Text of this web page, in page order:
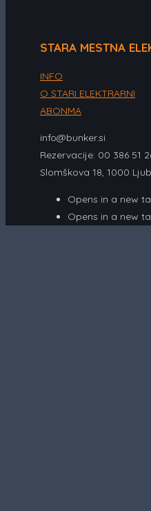
STARA MESTNA
INFO
O STARI ELEKTRARNI
ABONMA
info@bunker.si
Rezervacije: 00 386 51
Slomškova 18, 1000
Opens in a new
Opens in a new